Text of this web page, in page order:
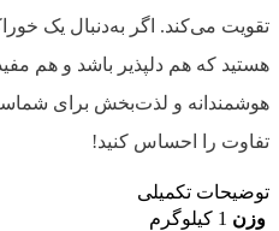
تقویت می‌کند. اگر به‌دنبال یک
هستید که هم دلپذیر باشد و هم
هوشمندانه و لذت‌بخش برای
تفاوت را احساس کنید!
توضیحات تکمیلی
وزن 1 کیلوگرم